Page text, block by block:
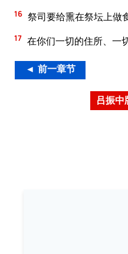
16 祭司要给熏在祭坛上做
17 在你们一切的住所、一
◄ 前一章节
吕振中